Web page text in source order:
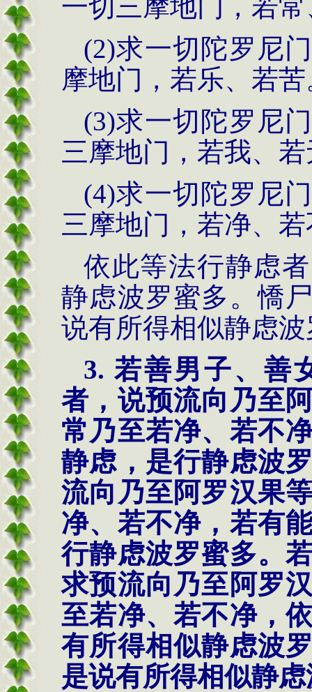
一切三摩地门，若
(2)求一切陀罗尼
摩地门，若乐、若苦
(3)求一切陀罗尼
三摩地门，若我、
(4)求一切陀罗尼
三摩地门，若净、
依此等法行静虑
静虑波罗蜜多。憍
说有所得相似静虑
3. 若善男子、善
者，说预流向乃至
常乃至若净、若不
静虑，是行静虑波
流向乃至阿罗汉果
净、若不净，若有
行静虑波罗蜜多。
求预流向乃至阿罗
至若净、若不净，
有所得相似静虑波
是说有所得相似静